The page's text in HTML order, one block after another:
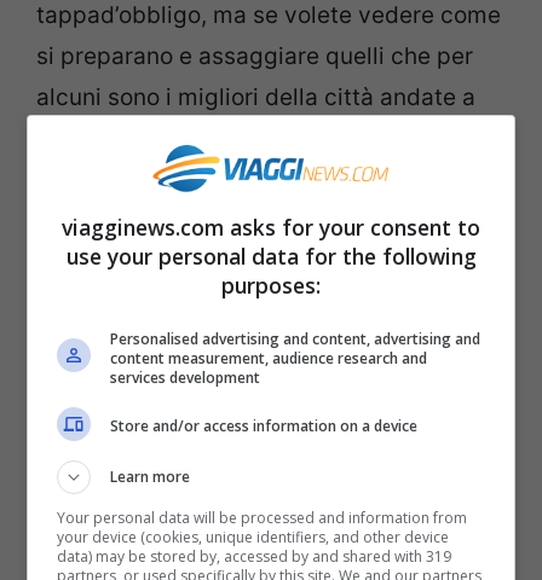
tappad’obbligo, ma se volete vedere come
si preparano e assaggiare quelli che per
alcuni sono i migliori della città andate a
nel quartiere del Chiado in rua
do Loreto, 2.
GliOvos Moles di Aveirosono un dolce
nato in convento e che oggi potete
assaggiare a Casa dos Ovos Moles in
Calcada da Estrela 142.
Sintradovrete andarci e quindi qui
assaggiate da Casa Pirquita i Travesseiro
e da Fabrica das Verdadeiras Quijidas da
Sapa le Quijidas. Questi non saranno luoghi
insoliti di Lisbona, ma sono sicuramente
viagginews.com asks for your consent to
use your personal data for the following
purposes:
Personalised advertising and content, advertising and
content measurement, audience research and
services development
Store and/or access information on a device
Learn more
Your personal data will be processed and information from
your device (cookies, unique identifiers, and other device
data) may be stored by, accessed by and shared with 319
partners, or used specifically by this site. We and our partners